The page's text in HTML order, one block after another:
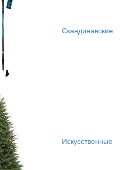
Скандинавские
Искусственные